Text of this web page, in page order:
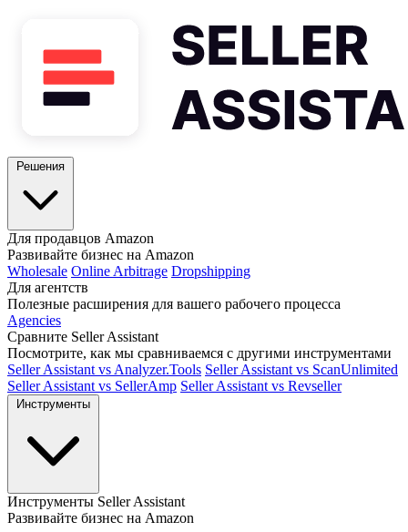
Для продавцов Amazon
Развивайте бизнес на Amazon
Wholesale Online Arbitrage Dropshipping
Для агентств
Полезные расширения для вашего рабочего процесса
Agencies
Сравните Seller Assistant
Посмотрите, как мы сравниваемся с другими инструментами
Seller Assistant vs Analyzer.Tools Seller Assistant vs ScanUnlimited
Seller Assistant vs SellerAmp Seller Assistant vs Revseller
Инструменты Seller Assistant
Развивайте бизнес на Amazon